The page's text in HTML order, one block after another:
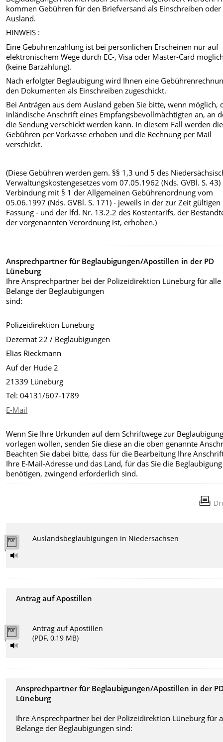
kommen Gebühren für den Briefversand als Einschreiben oder
Ausland.
HINWEIS :
Eine Gebührenzahlung ist bei persönlichen Erscheinen nur auf
elektronischem Wege durch EC-, Visa oder Master-Card
(keine Barzahlung).
Nach erfolgter Beglaubigung wird Ihnen eine
den Dokumenten als Einschreiben zugeschickt.
Bei Anträgen aus dem Ausland geben Sie bitte, wenn möglich,
inländische Anschrift eines Empfangsbevollmächtigten an, an
die Sendung verschickt werden kann. In diesem Fall werden die
Gebühren per Vorkasse erhoben und die Rechnung per Mail
verschickt.
(Diese Gebühren werden gem. §§ 1,3 und 5 des
Verwaltungskostengesetzes vom 07.05.1962 (Nds. GVBl. S. 43)
Verbindung mit § 1 der Allgemeinen Gebührenordnung vom
05.06.1997 (Nds. GVBl. S. 171) - jeweils in der zur Zeit gültigen
Fassung - und der lfd. Nr. 13.2.2 des Kostentarifs, der
der vorgenannten Verordnung ist, erhoben.)
Ansprechpartner für Beglaubigungen/Apostillen in der PD
Lüneburg
Ihre Ansprechpartner bei der Polizeidirektion Lüneburg für alle
Belange der Beglaubigungen
sind:
Polizeidirektion Lüneburg
Dezernat 22 / Beglaubigungen
Elias Rieckmann
Auf der Hude 2
21339 Lüneburg
Tel: 04131/607-1789
E-Mail
Wenn Sie Ihre Urkunden auf dem Schriftwege zur
vorlegen wollen, senden Sie diese an die oben genannte
Beachten Sie dabei bitte, dass für die Bearbeitung Ihre
Ihre E-Mail-Adresse und das Land, für das Sie die Beglaubigung
benötigen, zwingend erforderlich sind.
Auslandsbeglaubigungen in Niedersachsen
Antrag auf Apostillen
Antrag auf Apostillen
(PDF, 0,19 MB)
Ansprechpartner für Beglaubigungen/Apostillen in der
Lüneburg
Ihre Ansprechpartner bei der Polizeidirektion Lüneburg für
Belange der Beglaubigungen sind: